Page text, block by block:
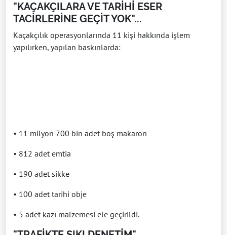
"KAÇAKÇILARA VE TARİHİ ESER
TACİRLERİNE GEÇİT YOK"...
Kaçakçılık operasyonlarında 11 kişi hakkında işlem
yapılırken, yapılan baskınlarda:
• 11 milyon 700 bin adet boş makaron
• 812 adet emtia
• 190 adet sikke
• 100 adet tarihi obje
• 5 adet kazı malzemesi ele geçirildi.